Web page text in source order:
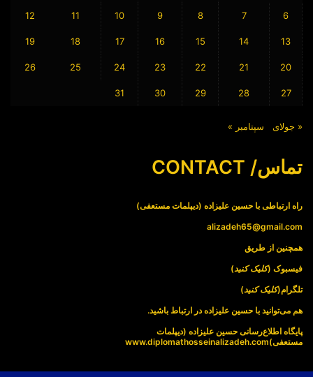
6
7
8
9
10
11
12
13
14
15
16
17
18
19
20
21
22
23
24
25
26
27
28
29
30
31
« جولای سپتامبر »
تماس/ CONTACT
راه ارتباطی با حسین علیزاده (دیپلمات مستعفی)
alizadeh65@gmail.com
همچنین از طریق
فیسبوک (کلیک کنید)
تلگرام(کلیک کنید)
هم می‌توانید با حسین علیزاده در ارتباط باشید.
پایگاه اطلاع‌رسانی حسین علیزاده (دیپلمات
مستعفی)www.diplomathosseinalizadeh.com